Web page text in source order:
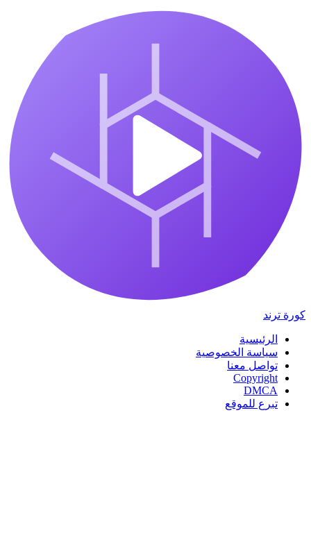
كورة ترند
الرئيسية
سياسة الخصوصية
تواصل معنا
Copyright
DMCA
تبرع للموقع